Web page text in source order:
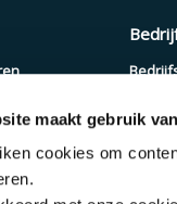
maakt gebruik
cookies om